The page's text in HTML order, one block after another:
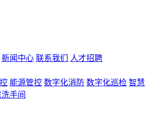
新闻中心 联系我们
人才招聘
能源管控 数字化消防 数字化巡检 智慧
手间